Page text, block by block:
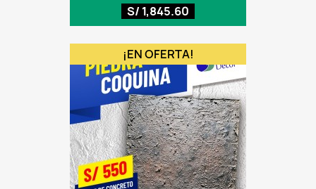
S/ 1,845.60
¡EN OFERTA!